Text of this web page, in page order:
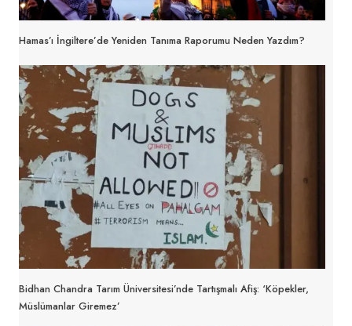
Hamas’ı İngiltere’de Yeniden Tanıma Raporumu Neden Yazdım?
Bidhan Chandra Tarım Üniversitesi’nde Tartışmalı Afiş: ‘Köpekler,
Müslümanlar Giremez’